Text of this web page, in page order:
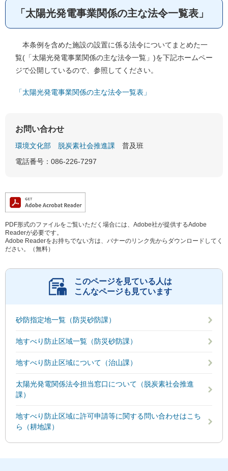
「太陽光発電事業関係の主な法令一覧表」
本条例を含めた施設の設置に係る法令についてまとめた一
覧(「太陽光発電事業関係の主な法令一覧」)を下記ホームペー
ジで公開しているので、参照してください。
「太陽光発電事業関係の主な法令一覧表」
お問い合わせ
環境文化部 脱炭素社会推進課
普及班
電話番号：086-226-7297
PDF形式のファイルをご覧いただく場合には、Adobe社が提供するAdobe
Readerが必要です。
Adobe Readerをお持ちでない方は、バナーのリンク先からダウンロードしてく
ださい。（無料）
このページを見ている人は
こんなページも見ています
砂防指定地一覧（防災砂防課）
地すべり防止区域一覧（防災砂防課）
地すべり防止区域について（治山課）
太陽光発電関係法令担当窓口について（脱炭素社会推進
課）
地すべり防止区域に許可申請等に関する問い合わせはこち
ら（耕地課）